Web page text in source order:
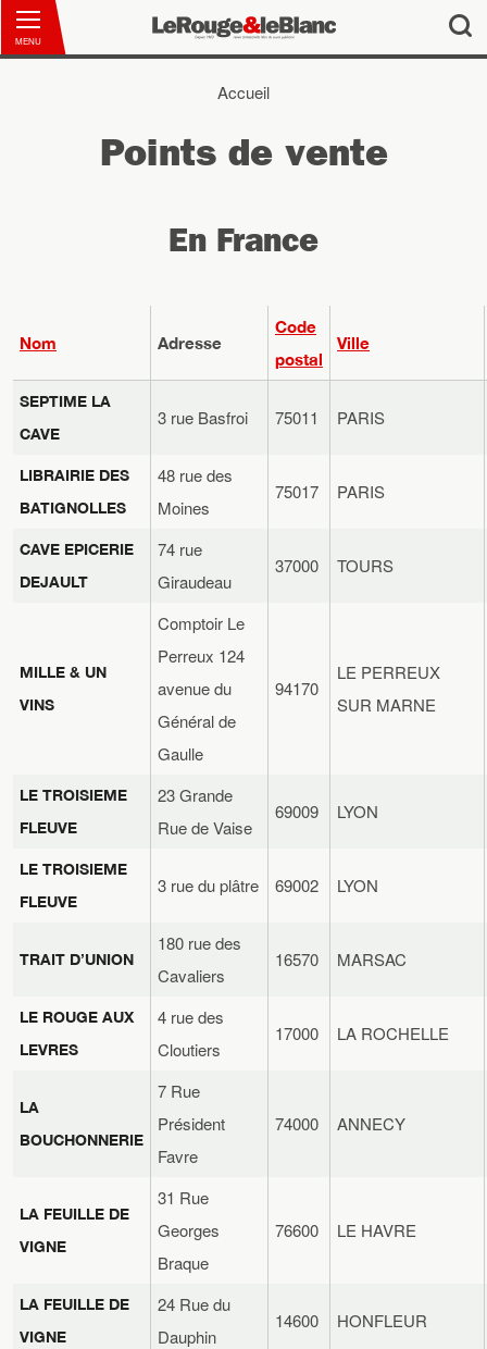
MENU
Accueil
Points de vente
En France
Nom Adresse
Code
postal
Ville
SEPTIME LA
CAVE
3 rue Basfroi 75011 PARIS
LIBRAIRIE DES
BATIGNOLLES
48 rue des
Moines
75017 PARIS
CAVE EPICERIE
DEJAULT
74 rue
Giraudeau
37000 TOURS
MILLE & UN
VINS
Comptoir Le
Perreux 124
avenue du
Général de
Gaulle
94170
LE PERREUX
SUR MARNE
LE TROISIEME
FLEUVE
23 Grande
Rue de Vaise
69009 LYON
LE TROISIEME
FLEUVE
3 rue du plâtre 69002 LYON
TRAIT D’UNION
180 rue des
Cavaliers
16570 MARSAC
LE ROUGE AUX
LEVRES
4 rue des
Cloutiers
17000 LA ROCHELLE
LA
BOUCHONNERIE
7 Rue
Président
Favre
74000 ANNECY
LA FEUILLE DE
VIGNE
31 Rue
Georges
Braque
76600 LE HAVRE
LA FEUILLE DE
VIGNE
24 Rue du
Dauphin
14600 HONFLEUR